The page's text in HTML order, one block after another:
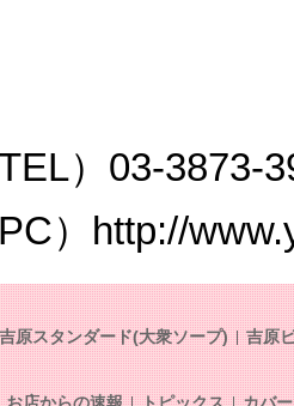
TEL）03-3873-
PC）http://
吉原スタンダード(大衆ソープ) 吉原